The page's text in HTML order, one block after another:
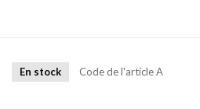
En stock Code de l'articleA